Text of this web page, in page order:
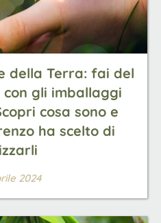
della Terra: fai del
gli imballaggi
cosa sono e
ha scelto di
2024